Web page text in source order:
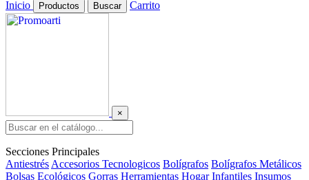
Inicio Productos Buscar Carrito
×
Secciones Principales
Antiestrés Accesorios Tecnologicos Bolígrafos Bolígrafos Metálicos
Bolsas Ecológicos Gorras Herramientas Hogar Infantiles Insumos